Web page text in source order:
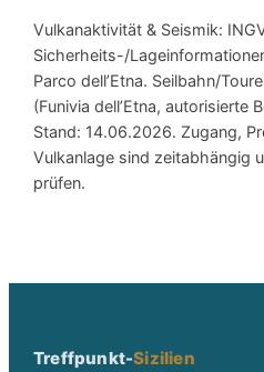
Vulkanaktivität & Seismik:
Sicherheits-/
Parco dell’Etna. Seilbahn/
(Funivia dell’Etna, autorisierte
Stand: 14.06.2026. Zugang,
Vulkanlage sind zeitabhängig
prüfen.
Treffpunkt-Sizilien